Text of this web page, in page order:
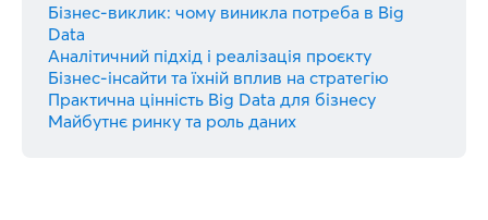
Бізнес-виклик: чому виникла потреба в Big
Data
Аналітичний підхід і реалізація проєкту
Бізнес-інсайти та їхній вплив на стратегію
Практична цінність Big Data для бізнесу
Майбутнє ринку та роль даних